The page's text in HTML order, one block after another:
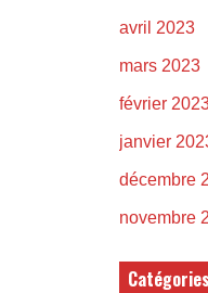
avril 2023
mars 2023
février
janvier
décembre
novembre
Catégories